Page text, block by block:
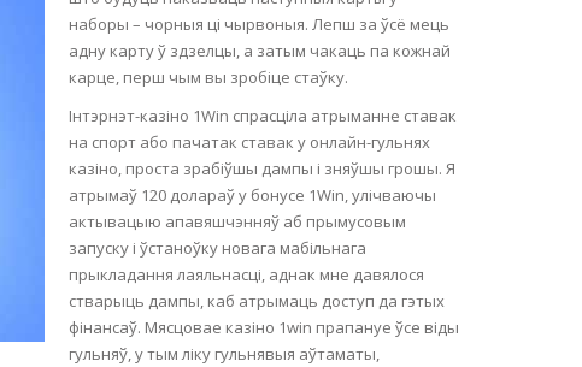
наборы – чорныя ці чырвоныя. Лепш за ўсё мець
адну карту ў здзелцы, а затым чакаць па кожнай
карце, перш чым вы зробіце стаўку.
Інтэрнэт-казіно 1Win спрасціла атрыманне ставак
на спорт або пачатак ставак у онлайн-гульнях
казіно, проста зрабіўшы дампы і зняўшы грошы. Я
атрымаў 120 долараў у бонусе 1Win, улічваючы
актывацыю апавяшчэнняў аб прымусовым
запуску і ўстаноўку новага мабільнага
прыкладання лаяльнасці, аднак мне давялося
стварыць дампы, каб атрымаць доступ да гэтых
фінансаў. Мясцовае казіно 1win прапануе ўсе віды
гульняў, у тым ліку гульнявыя аўтаматы,